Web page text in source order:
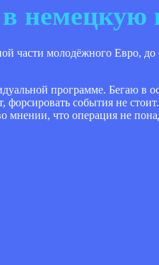
немецкую
части молодёжного Евро, до
программе. Бегаю в
события не
что операция не